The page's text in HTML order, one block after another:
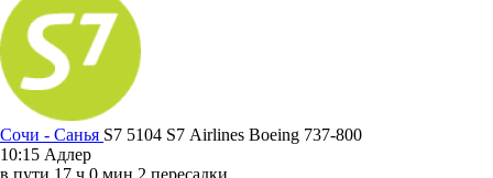
Сочи - Санья S7 5104 S7 Airlines Boeing 737-800
10:15 Адлер
в пути 17 ч 0 мин 2 пересадки